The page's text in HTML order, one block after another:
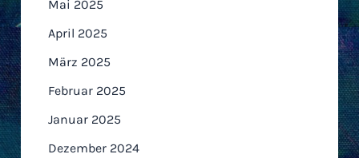
Mai 2025
April 2025
März 2025
Februar 2025
Januar 2025
Dezember 2024